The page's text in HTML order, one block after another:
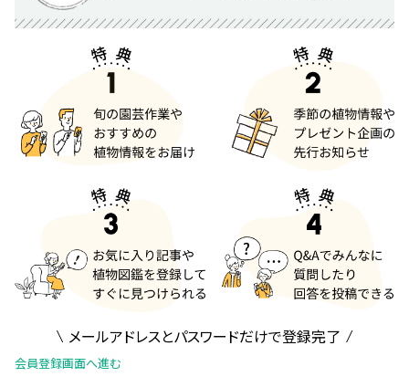
メールアドレスとパスワードだけで登録完了
会員登録画面へ進む